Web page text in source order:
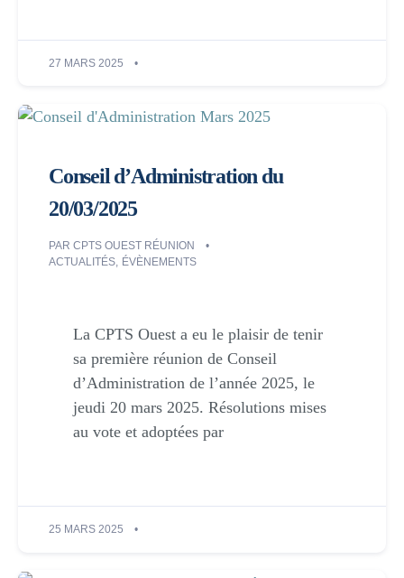
27 MARS 2025
Conseil d’Administration du
20/03/2025
PAR CPTS OUEST RÉUNION
ACTUALITÉS, ÉVÈNEMENTS
La CPTS Ouest a eu le plaisir de tenir
sa première réunion de Conseil
d’Administration de l’année 2025, le
jeudi 20 mars 2025. Résolutions mises
au vote et adoptées par
25 MARS 2025